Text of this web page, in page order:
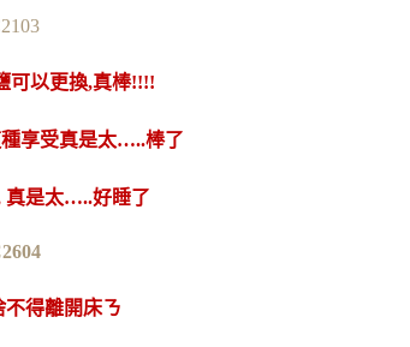
可以更換,真棒!!!!
享受真是太…..棒了
真是太…..好睡了
得離開床ㄋ